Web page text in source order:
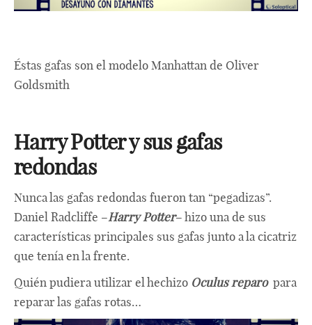
Éstas gafas son el modelo Manhattan de Oliver
Goldsmith
Harry Potter y sus gafas
redondas
Nunca las gafas redondas fueron tan “pegadizas”.
Daniel Radcliffe –Harry Potter– hizo una de sus
características principales sus gafas junto a la cicatriz
que tenía en la frente.
Quién pudiera utilizar el hechizo Oculus reparopara
reparar las gafas rotas…